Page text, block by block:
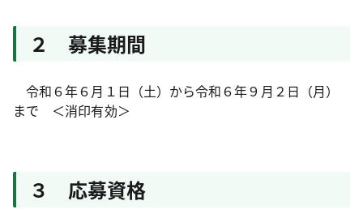
２ 募集期間
令和６年６月１日（土）から令和６年９月２日（月）
まで ＜消印有効＞
３ 応募資格